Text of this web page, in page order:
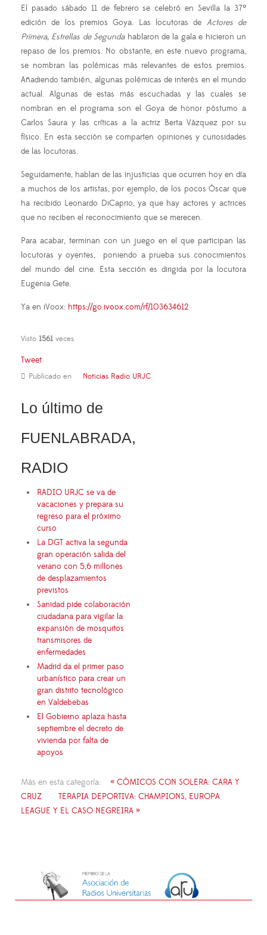
El pasado sábado 11 de febrero se celebró en Sevilla la 37º
edición de los premios Goya. Las locutoras de Actores de
Primera, Estrellas de Segundahablaron de la gala e hicieron un
repaso de los premios. No obstante, en este nuevo programa,
se nombran las polémicas más relevantes de estos premios.
Añadiendo también, algunas polémicas de interés en el mundo
actual. Algunas de estas más escuchadas y las cuales se
nombran en el programa son el Goya de honor póstumo a
Carlos Saura y las críticas a la actriz Berta Vázquez por su
físico. En esta sección se comparten opiniones y curiosidades
de las locutoras.
Seguidamente, hablan de las injusticias que ocurren hoy en día
a muchos de los artistas, por ejemplo, de los pocos Óscar que
ha recibido Leonardo DiCaprio, ya que hay actores y actrices
que no reciben el reconocimiento que se merecen.
Para acabar, terminan con un juego en el que participan las
locutoras y oyentes, poniendo a prueba sus conocimientos
del mundo del cine. Esta sección es dirigida por la locutora
Eugenia Gete.
Ya en iVoox: https://go.ivoox.com/rf/103634612
Visto 1561 veces
Tweet
Publicado en Noticias Radio URJC
Lo último de
FUENLABRADA,
RADIO
RADIO URJC se va de
vacaciones y prepara su
regreso para el próximo
curso
La DGT activa la segunda
gran operación salida del
verano con 5,6 millones
de desplazamientos
previstos
Sanidad pide colaboración
ciudadana para vigilar la
expansión de mosquitos
transmisores de
enfermedades
Madrid da el primer paso
urbanístico para crear un
gran distrito tecnológico
en Valdebebas
El Gobierno aplaza hasta
septiembre el decreto de
vivienda por falta de
apoyos
Más en esta categoría:
« CÓMICOS CON SOLERA: CARA Y
CRUZ
TERAPIA DEPORTIVA: CHAMPIONS, EUROPA
LEAGUE Y EL CASO NEGREIRA »